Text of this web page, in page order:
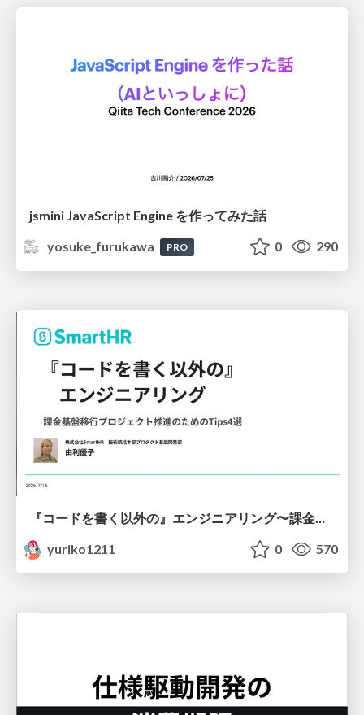
jsmini JavaScript Engine を作ってみた話
yosuke_furukawa
PRO 0 290
『コードを書く以外の』エンジニアリング〜課金基盤移行プロジェクト推進のためのTips4選
yuriko1211
0 570